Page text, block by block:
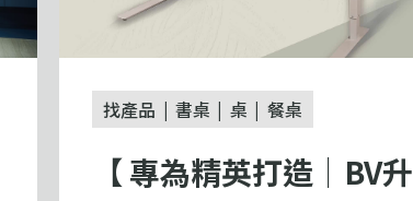
找產品 書桌 桌 餐桌
【 專為精英打造｜BV升